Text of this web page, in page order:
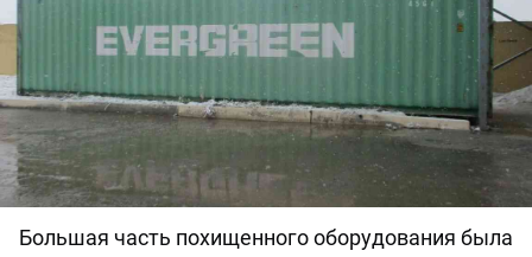
Большая часть похищенного оборудования была